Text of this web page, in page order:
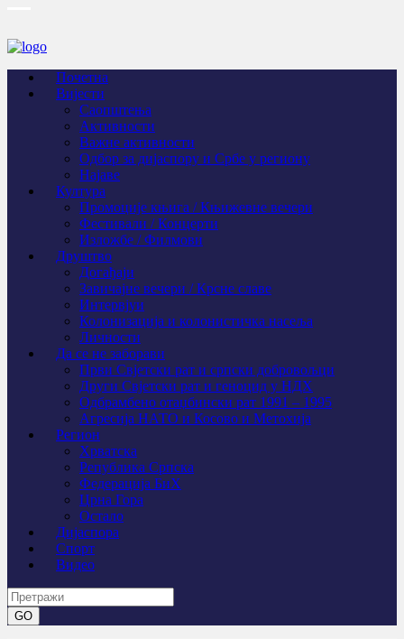
Почетна
Вијести
Саопштења
Активности
Важне активности
Одбор за дијаспору и Србе у региону
Најаве
Култура
Промоције књига / Књижевне вечери
Фестивали / Концерти
Изложбе / Филмови
Друштво
Догађаји
Завичајне вечери / Крсне славе
Интервјуи
Колонизација и колонистичка насеља
Личности
Да се не заборави
Први Свјeтски рат и српски добровољци
Други Свјетски рат и геноцид у НДХ
Одбрамбено отаџбински рат 1991 – 1995
Агресија НАТО и Косово и Метохија
Регион
Хрватска
Република Српска
Федерација БиХ
Црна Гора
Остало
Дијаспора
Спорт
Видео